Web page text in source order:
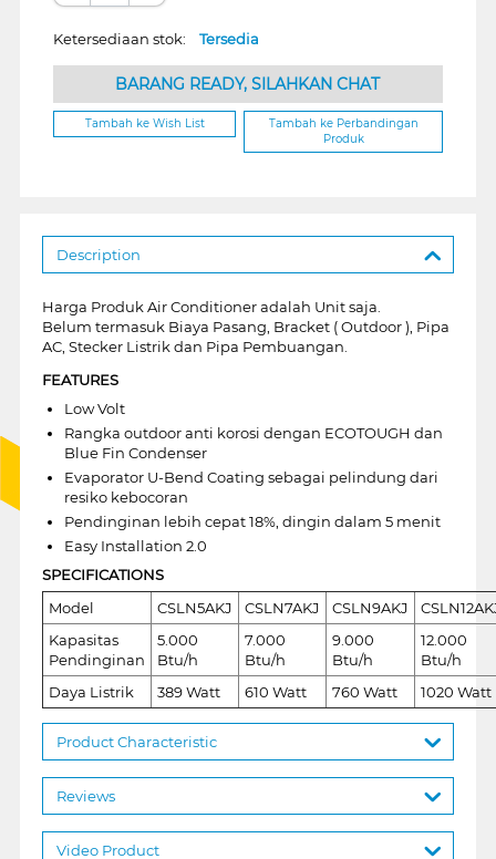
Ketersediaan stok: Tersedia
BARANG READY, SILAHKAN CHAT
Tambah ke Wish List
Tambah ke Perbandingan
Produk
Description
Harga Produk Air Conditioner adalah Unit saja.
Belum termasuk Biaya Pasang, Bracket ( Outdoor ), Pipa
AC, Stecker Listrik dan Pipa Pembuangan.
FEATURES
Low Volt
Rangka outdoor anti korosi dengan ECOTOUGH dan
Blue Fin Condenser
Evaporator U-Bend Coating sebagai pelindung dari
resiko kebocoran
Pendinginan lebih cepat 18%, dingin dalam 5 menit
Easy Installation 2.0
SPECIFICATIONS
Model
CSLN5AKJ CSLN7AKJ CSLN9AKJ
Kapasitas
Pendinginan
5.000
Btu/h
7.000
Btu/h
9.000
Btu/h
12.000
Btu/h
Daya Listrik
389 Watt 610 Watt 760 Watt 1020 Watt
Product Characteristic
Reviews
Video Product